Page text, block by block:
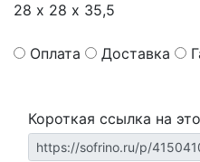
28 х 28 х 35,5
Оплата Доставка
Короткая ссылка на